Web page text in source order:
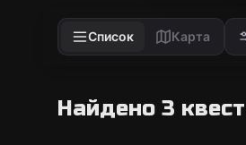
Список Карта
Найдено 3